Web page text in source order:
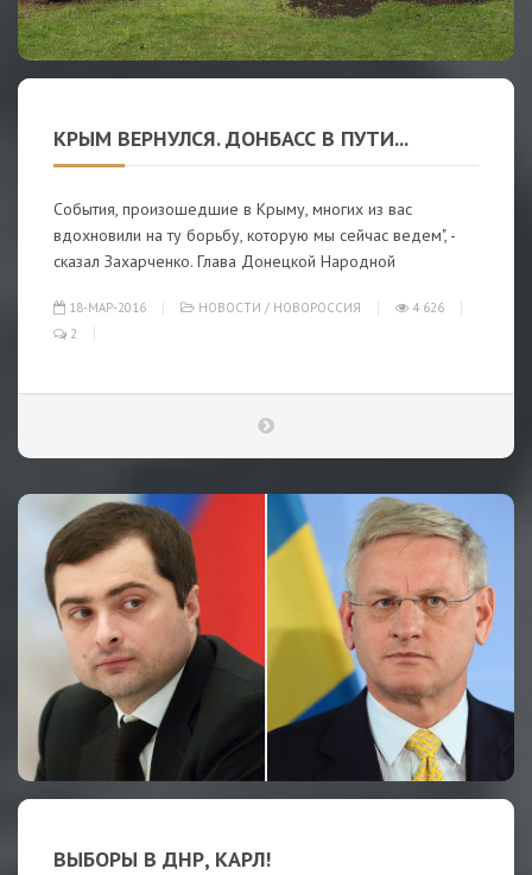
КРЫМ ВЕРНУЛСЯ. ДОНБАСС В ПУТИ...
События, произошедшие в Крыму, многих из вас
вдохновили на ту борьбу, которую мы сейчас ведем", -
сказал Захарченко. Глава Донецкой Народной
18-МАР-2016 НОВОСТИ / НОВОРОССИЯ
4 626
2
ВЫБОРЫ В ДНР, КАРЛ!